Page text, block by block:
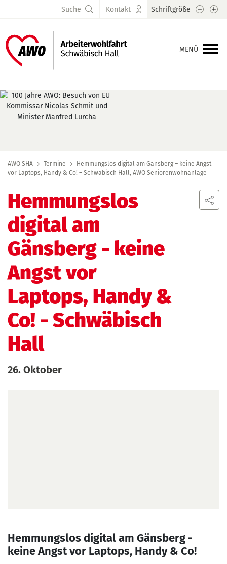
MENÜ
Suche Kontakt Schriftgröße Schrift
AWO SHA Termine
Hemmungslos digital am Gänsberg – keine Angst
vor Laptops, Handy & Co! – Schwäbisch Hall, AWO Seniorenwohnanlage
Hemmungslos
digital am
Gänsberg - keine
Angst vor
Laptops, Handy &
Co! - Schwäbisch
Hall
26. Oktober
Hemmungslos digital am Gänsberg -
keine Angst vor Laptops, Handy & Co!